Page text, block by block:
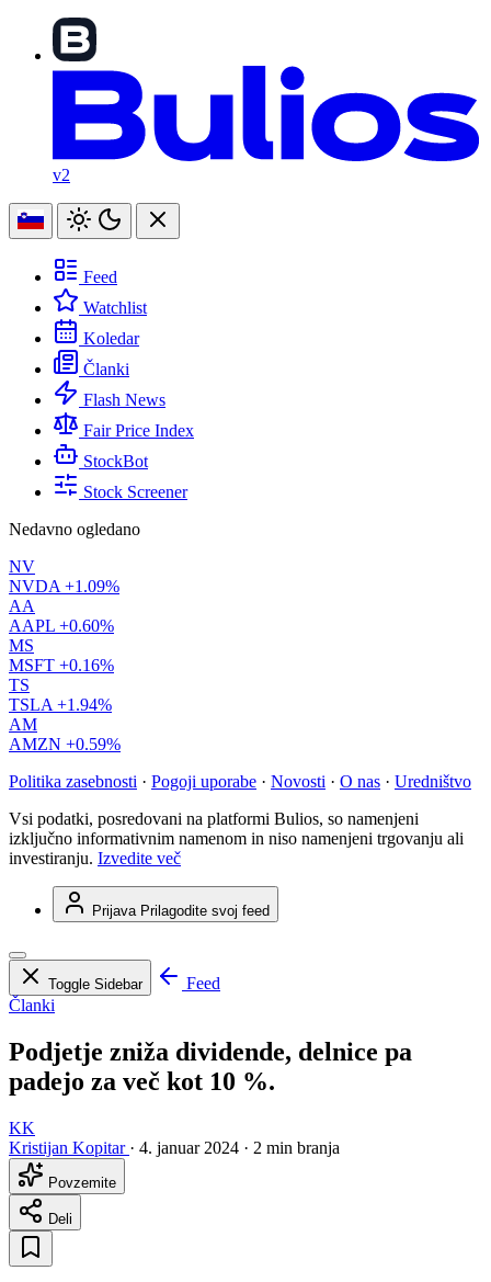
v2
Feed
Watchlist
Koledar
Članki
Flash News
Fair Price Index
StockBot
Stock Screener
Nedavno ogledano
NV
NVDA +1.09%
AA
AAPL +0.60%
MS
MSFT +0.16%
TS
TSLA +1.94%
AM
AMZN +0.59%
Politika zasebnosti · Pogoji uporabe · Novosti · O nas · Uredništvo
Vsi podatki, posredovani na platformi Bulios, so namenjeni
izključno informativnim namenom in niso namenjeni trgovanju ali
investiranju. Izvedite več
Prijava Prilagodite svoj feed
Toggle Sidebar
Feed
Članki
Podjetje zniža dividende, delnice pa
padejo za več kot 10 %.
KK
Kristijan Kopitar · 4. januar 2024 · 2 min branja
Povzemite
Deli